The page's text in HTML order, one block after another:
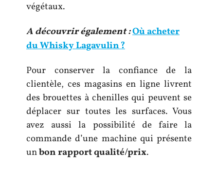
végétaux.
A découvrir également :Où acheter
du Whisky Lagavulin ?
Pour conserver la confiance de la
clientèle, ces magasins en ligne livrent
des brouettes à chenilles qui peuvent se
déplacer sur toutes les surfaces. Vous
avez aussi la possibilité de faire la
commande d’une machine qui présente
unbon rapport qualité/prix.